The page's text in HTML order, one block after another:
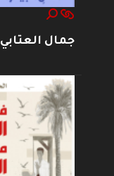
جمال العتابي